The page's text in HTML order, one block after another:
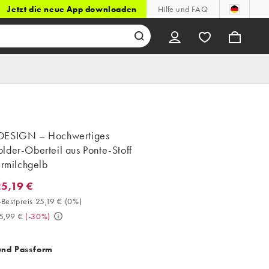
Jetzt die neue App downloaden Hilfe und FAQ
– Hochwertiges
Oberteil aus Ponte-Stoff
€. 30-Tage-Bestpreis 25,19 € (0%). Vorher 35,99 €. (-30%)
€
25,19 € (0%)
€ (-30%)
Passform